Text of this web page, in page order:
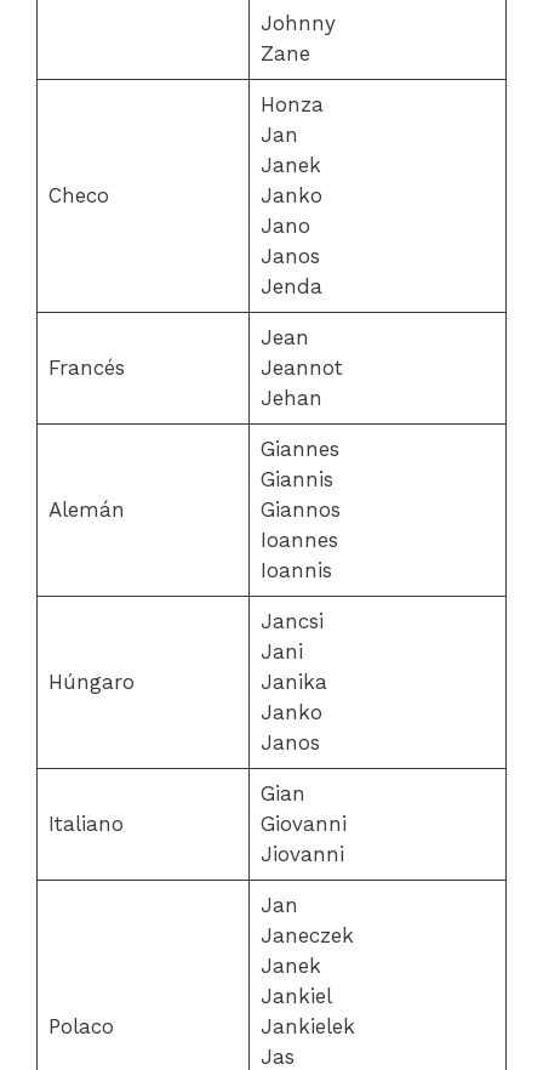
Johnny
Zane
Checo
Honza
Jan
Janek
Janko
Jano
Janos
Jenda
Francés
Jean
Jeannot
Jehan
Alemán
Giannes
Giannis
Giannos
Ioannes
Ioannis
Húngaro
Jancsi
Jani
Janika
Janko
Janos
Italiano
Gian
Giovanni
Jiovanni
Polaco
Jan
Janeczek
Janek
Jankiel
Jankielek
Jas